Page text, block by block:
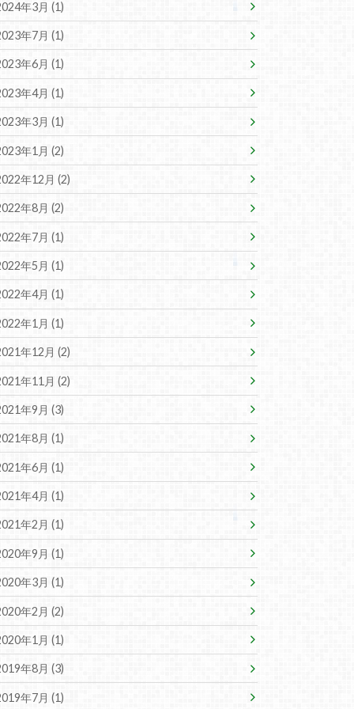
年3月 (1)
年7月 (1)
年6月 (1)
年4月 (1)
年3月 (1)
年1月 (2)
年12月 (2)
年8月 (2)
年7月 (1)
年5月 (1)
年4月 (1)
年1月 (1)
年12月 (2)
年11月 (2)
年9月 (3)
年8月 (1)
年6月 (1)
年4月 (1)
年2月 (1)
年9月 (1)
年3月 (1)
年2月 (2)
年1月 (1)
年8月 (3)
年7月 (1)